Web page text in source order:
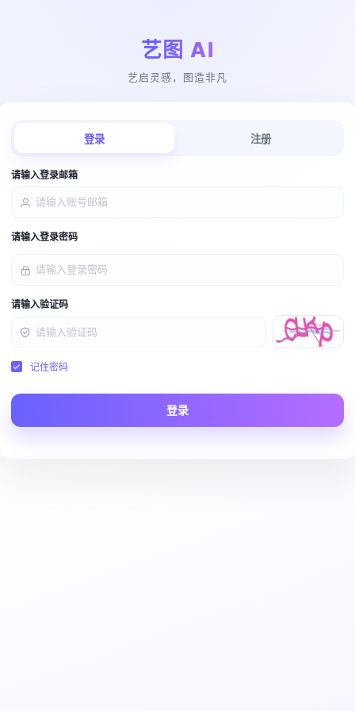
艺图 AI
艺启灵感，图造非凡
登录 注册
请输入登录邮箱
请输入登录密码
请输入验证码
记住密码
登录